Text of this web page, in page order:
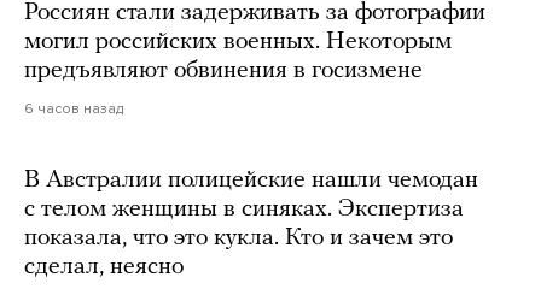
Россиян стали задерживать за фотографии
могил российских военных. Некоторым
предъявляют обвинения в госизмене
6 часов назад
В Австралии полицейские нашли чемодан
с телом женщины в синяках. Экспертиза
показала, что это кукла. Кто и зачем это
сделал, неясно